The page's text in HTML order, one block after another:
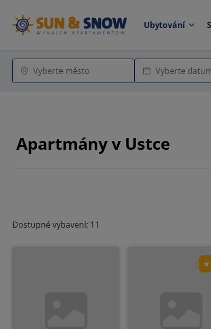
Ubytování
Apartmány v Ustce
Dostupné vybavení: 11